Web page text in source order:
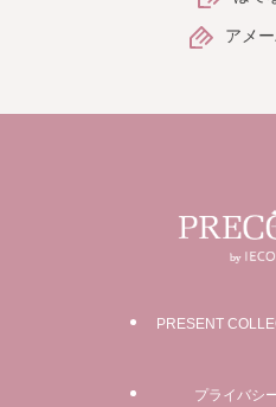
アメ
PRESENT
プライバシ